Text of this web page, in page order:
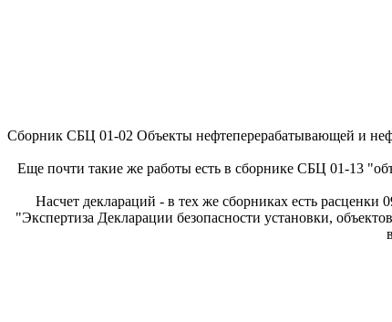
Сборник СБЦ 01-02 Объекты нефтеперерабатывающей и
Еще почти такие же работы есть в сборнике СБЦ 01-13
Насчет деклараций - в тех же сборниках есть расценки
"Экспертиза Декларации безопасности установки,